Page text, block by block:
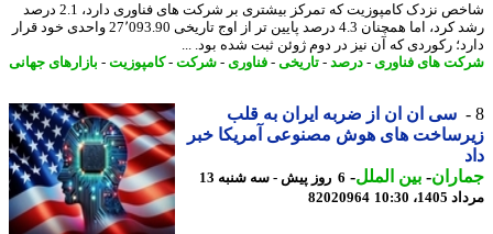
شاخص نزدک کامپوزیت که تمرکز بیشتری بر شرکت های فناوری دارد، 2.1 درصد
رشد کرد، اما همچنان 4.3 درصد پایین تر از اوج تاریخی 27٬093.90 واحدی خود قرار
رکوردی که آن نیز در دوم ژوئن ثبت شده بود. ...
های فناوری- درصد-تاریخی -فناوری- شرکت-کامپوزیت-بازارهای جهانی
سی ان ان از ضربه ایران به قلب
های هوش مصنوعی آمریکا خبر
- بین الملل-
6 روز پیش - سه شنبه 13
10:30
82020964